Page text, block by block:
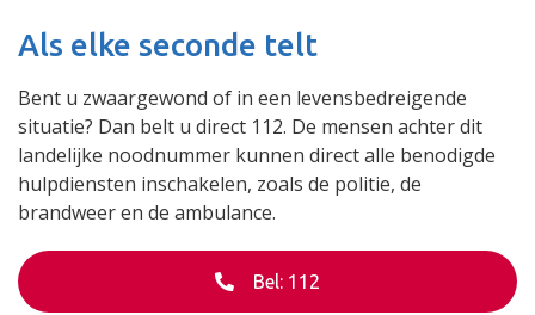
Als elke seconde telt
Bent u zwaargewond of in een levensbedreigende
situatie? Dan belt u direct 112. De mensen achter dit
landelijke noodnummer kunnen direct alle benodigde
hulpdiensten inschakelen, zoals de politie, de
brandweer en de ambulance.
Bel: 112